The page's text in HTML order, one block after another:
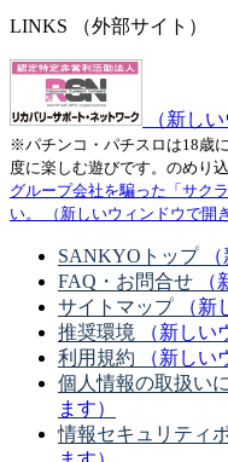
LINKS （外部サイト）
（新し
※パチンコ・パチスロは18歳に
度に楽しむ遊びです。のめり
グループ会社を騙った「サク
い。
（新しいウィンドウで開
SANKYOトップ
FAQ・お問合せ
サイトマップ
（
推奨環境
（新しい
利用規約
（新しい
個人情報の取扱い
ます）
情報セキュリティ